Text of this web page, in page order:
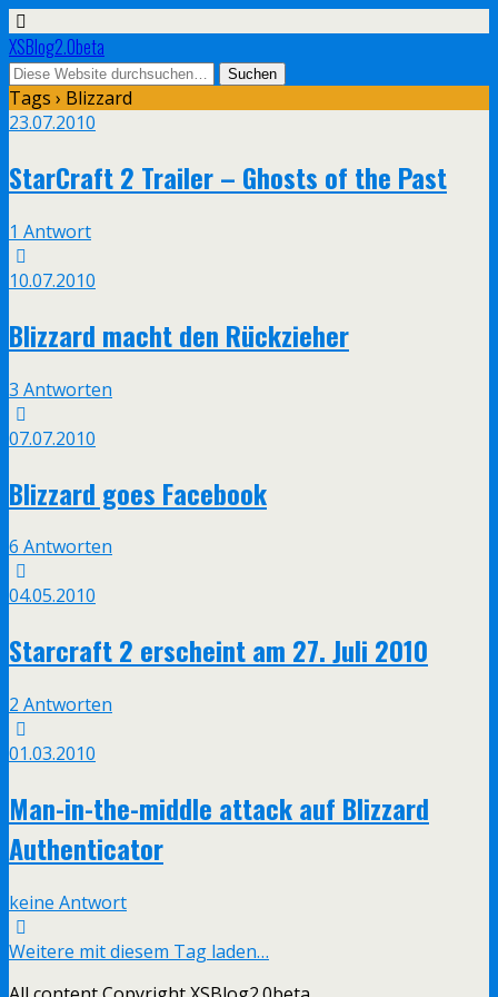
XSBlog2.0beta
Tags › Blizzard
23.07.2010
StarCraft 2 Trailer – Ghosts of the Past
1 Antwort
10.07.2010
Blizzard macht den Rückzieher
3 Antworten
07.07.2010
Blizzard goes Facebook
6 Antworten
04.05.2010
Starcraft 2 erscheint am 27. Juli 2010
2 Antworten
01.03.2010
Man-in-the-middle attack auf Blizzard
Authenticator
keine Antwort
Weitere mit diesem Tag laden…